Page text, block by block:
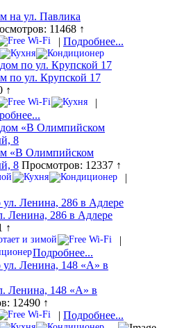
на ул. Павлика
11468 ↑
| Подробнее...
по ул. Крупской 17
↑
|
«В Олимпийском
8 Просмотров: 12337 ↑
|
Ленина, 286 в Адлере
↑
|
Подробнее...
Ленина, 148 «А» в
12490 ↑
| Подробнее...